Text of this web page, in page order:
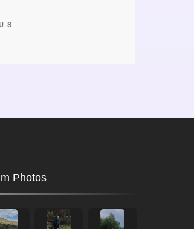
Photos